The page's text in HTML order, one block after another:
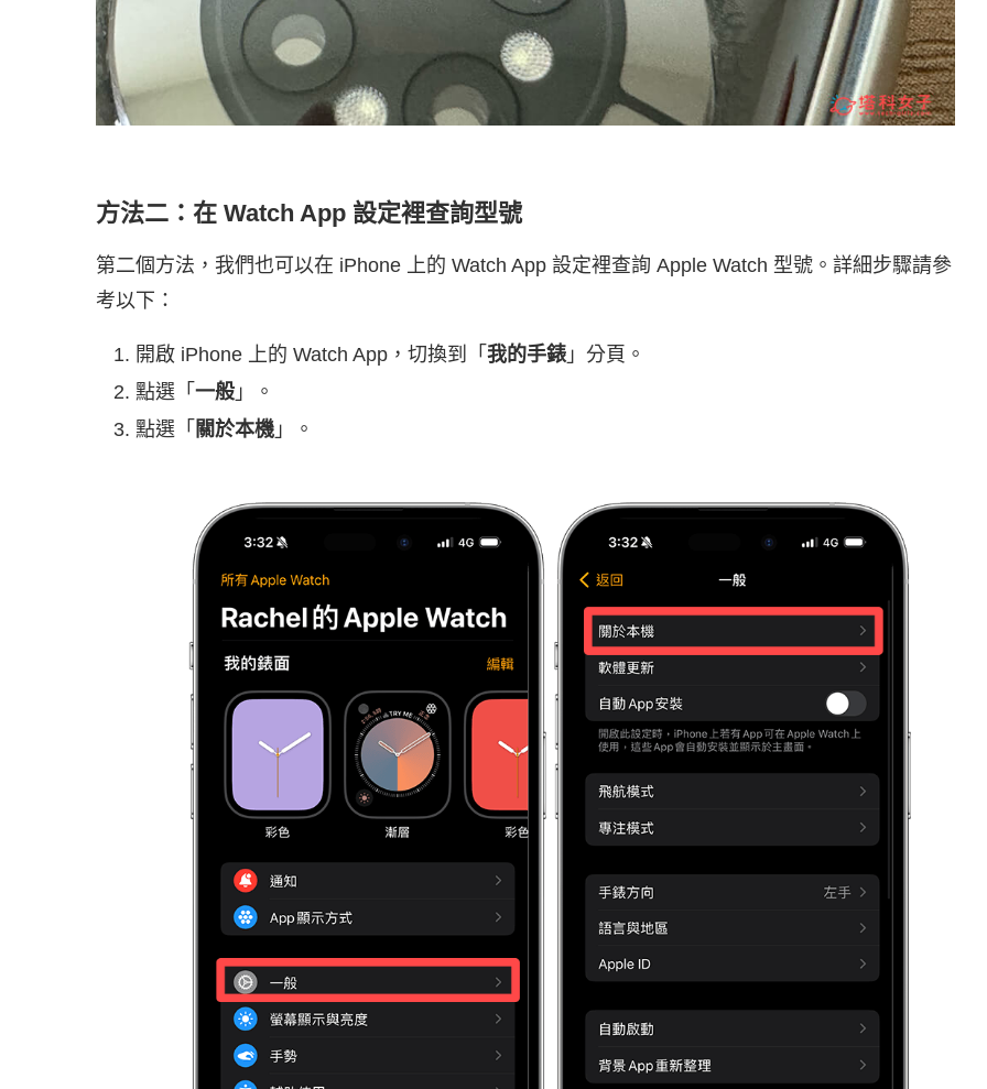
方法二：在 Watch App 設定裡查詢型號
第二個方法，我們也可以在 iPhone 上的 Watch App 設定裡查詢 Apple Watch 型號。詳細步驟請參
考以下：
開啟 iPhone 上的 Watch App，切換到「 我的手錶」分頁。
點選「 一般 」。
點選「 關於本機 」。